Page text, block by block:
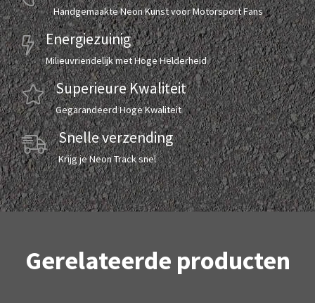
Handgemaakte Neon Kunst voor Motorsport Fans
Energiezuinig
Milieuvriendelijk met Hoge Helderheid
Superieure Kwaliteit
Gegarandeerd Hoge Kwaliteit
Snelle verzending
Krijg je Neon Track snel
Gerelateerde producten